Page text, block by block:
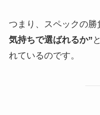
つまり、スペックの勝
気持ちで選ばれるか”
れているのです。